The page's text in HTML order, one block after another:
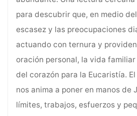
para descubrir que, en medio
escasez y las preocupaciones
actuando con ternura y
oración personal, la vida
del corazón para la Eucaristía.
nos anima a poner en manos de
límites, trabajos, esfuerzos y